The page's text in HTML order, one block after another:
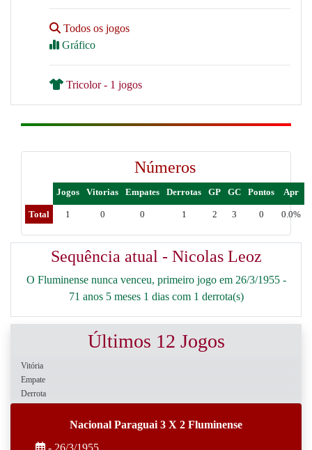
Todos os jogos
Gráfico
Tricolor - 1 jogos
Números
Jogos Vitorias Empates Derrotas GP GC Pontos Apr
Total 1 0 0 1 2 3 0 0.0%
Sequência atual - Nicolas Leoz
O Fluminense nunca venceu, primeiro jogo em 26/3/1955 -
71 anos 5 meses 1 dias com 1 derrota(s)
Últimos 12 Jogos
Vitória
Empate
Derrota
Nacional Paraguai 3 X 2 Fluminense
- 26/3/1955